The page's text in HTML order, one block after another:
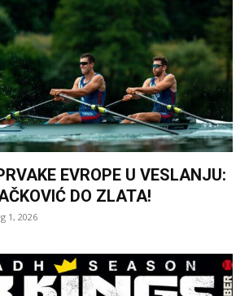
EVROPE U VESLANJU:
DO ZLATA!
1, 2026